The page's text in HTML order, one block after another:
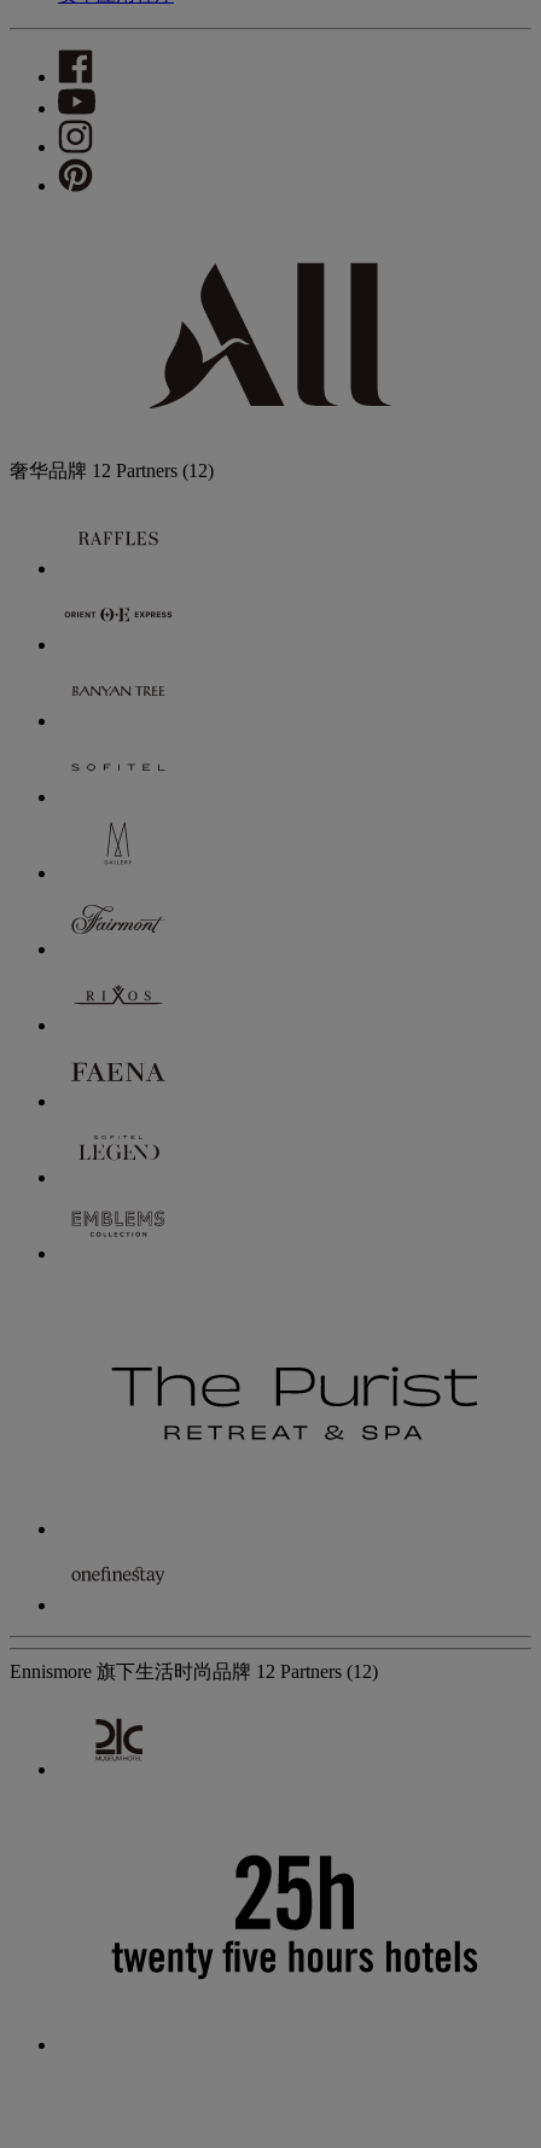
奢华品牌 12 Partners (12)
Ennismore 旗下生活时尚品牌 12 Partners (12)